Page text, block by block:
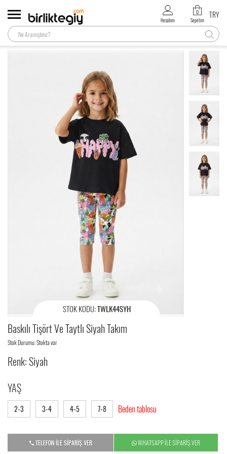
Hesabım
0
Sepetim
TRY
STOK KODU:TWLK44SYH
Baskılı Tişört Ve Taytlı Siyah Takım
Stok Durumu: Stokta var
Renk: Siyah
YAŞ
2-3 3-4 4-5 7-8 Beden tablosu
TELEFON İLE SİPARİŞ VER WHATSAPP İLE SİPARİŞ VER